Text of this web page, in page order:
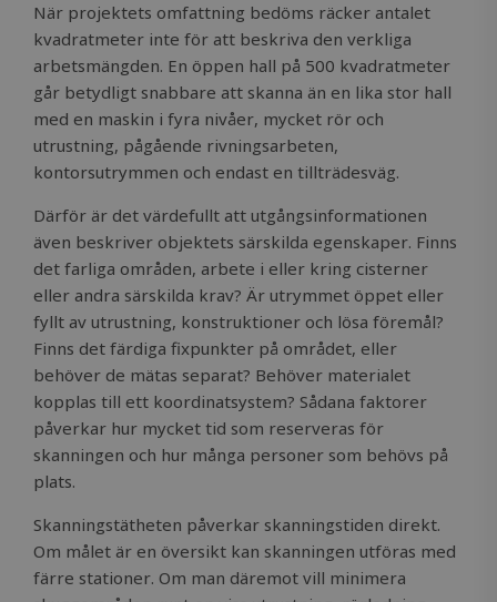
När projektets omfattning bedöms räcker antalet
kvadratmeter inte för att beskriva den verkliga
arbetsmängden. En öppen hall på 500 kvadratmeter
går betydligt snabbare att skanna än en lika stor hall
med en maskin i fyra nivåer, mycket rör och
utrustning, pågående rivningsarbeten,
kontorsutrymmen och endast en tillträdesväg.
Därför är det värdefullt att utgångsinformationen
även beskriver objektets särskilda egenskaper. Finns
det farliga områden, arbete i eller kring cisterner
eller andra särskilda krav? Är utrymmet öppet eller
fyllt av utrustning, konstruktioner och lösa föremål?
Finns det färdiga fixpunkter på området, eller
behöver de mätas separat? Behöver materialet
kopplas till ett koordinatsystem? Sådana faktorer
påverkar hur mycket tid som reserveras för
skanningen och hur många personer som behövs på
plats.
Skanningstätheten påverkar skanningstiden direkt.
Om målet är en översikt kan skanningen utföras med
färre stationer. Om man däremot vill minimera